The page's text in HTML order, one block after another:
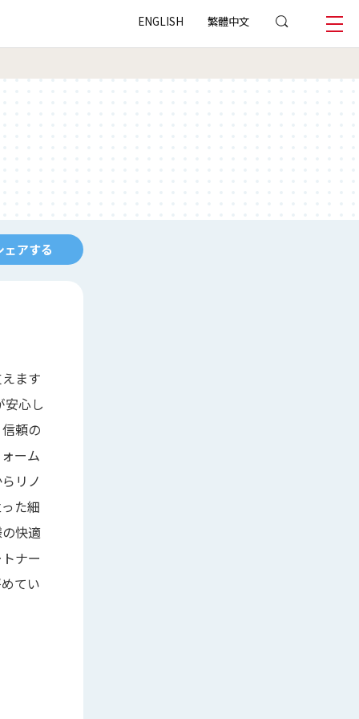
ENGLISH 繁體中文
ェアする
ます
安心し
頼の
ーム
リノ
た細
快適
ナー
てい